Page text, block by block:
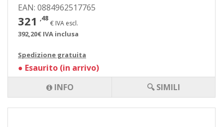
EAN: 0884962517765
321 ,48
€ IVA escl.
392,20€ IVA inclusa
Spedizione gratuita
● Esaurito (in arrivo)
INFO
🔍 SIMILI